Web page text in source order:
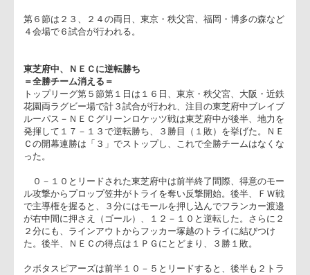
ブレイブルーパス、神戸製鋼コベルコスティーラーズ、ＮＥＣ
リーンロケッツの５チームが追っている。
４会場で６試合が行われる。
東芝府中、ＮＥＣに逆転勝ち
＝全勝チーム消える＝
トップリーグ第５節第１日は１６日、東京・秩父宮、大阪・近
花園両ラグビー場で計３試合が行われ、注目の東芝府中ブレイ
発揮して１７－１３で逆転勝ち、３勝目（１敗）を挙げた。Ｎ
Ｃの開幕連勝は「３」でストップし、これで全勝チームはなく
った。
０－１０とリードされた東芝府中は前半終了間際、得意のモ
で主導権を握ると、３分にはモールを押し込んでフランカー渡